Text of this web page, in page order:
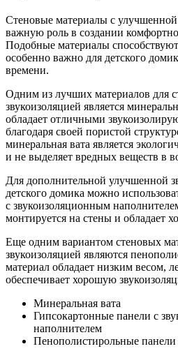
Стеновые материалы с
важную роль в создании
Подобные материалы
особенно важно для детского
времени.
Одним из лучших материалов для
звукоизоляцией является
обладает отличными
благодаря своей пористой
минеральная вата является
и не выделяет вредных веществ в
Для дополнительной улучшенной
детского домика можно
с звукоизоляционным
монтируется на стены и обладает
Еще одним вариантом стеновых
звукоизоляцией являются
материал обладает низким весом,
обеспечивает хорошую
Минеральная вата
Гипсокартонные панели с
наполнителем
Пенополистирольные панели